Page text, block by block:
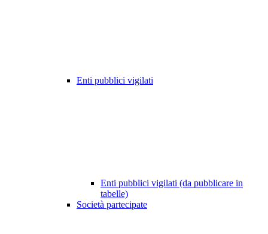
Enti pubblici vigilati
Enti pubblici vigilati (da pubblicare in
tabelle)
Società partecipate